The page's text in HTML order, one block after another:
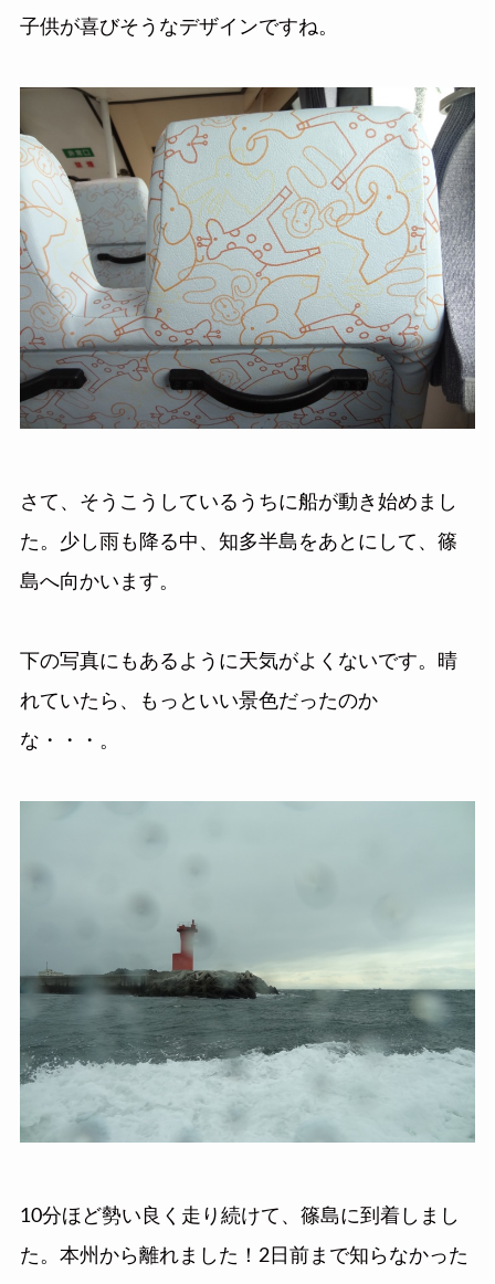
子供が喜びそうなデザインですね。
さて、そうこうしているうちに船が動き始めまし
た。少し雨も降る中、知多半島をあとにして、篠
島へ向かいます。
下の写真にもあるように天気がよくないです。晴
れていたら、もっといい景色だったのか
な・・・。
10分ほど勢い良く走り続けて、篠島に到着しまし
た。本州から離れました！2日前まで知らなかった